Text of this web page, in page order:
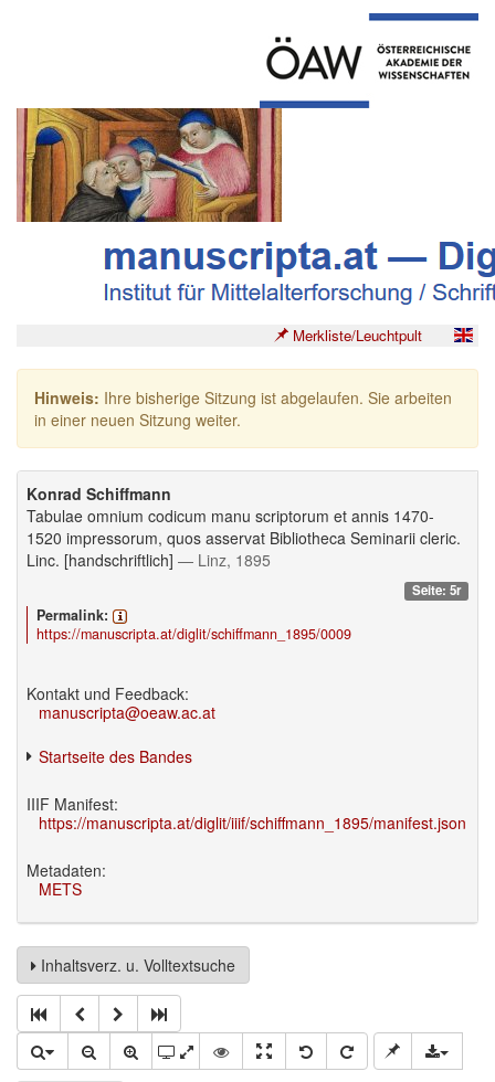
Merkliste/Leuchtpult
Hinweis: Ihre bisherige Sitzung ist abgelaufen. Sie arbeiten
in einer neuen Sitzung weiter.
Konrad Schiffmann
Tabulae omnium codicum manu scriptorum et annis 1470-
1520 impressorum, quos asservat Bibliotheca Seminarii cleric.
Linc. [handschriftlich] — Linz, 1895
Seite: 5r
Permalink:
https://manuscripta.at/diglit/schiffmann_1895/0009
Kontakt und Feedback:
manuscripta@oeaw.ac.at
Startseite des Bandes
IIIF Manifest:
https://manuscripta.at/diglit/iiif/schiffmann_1895/manifest.json
Metadaten:
METS
Inhaltsverz. u. Volltextsuche